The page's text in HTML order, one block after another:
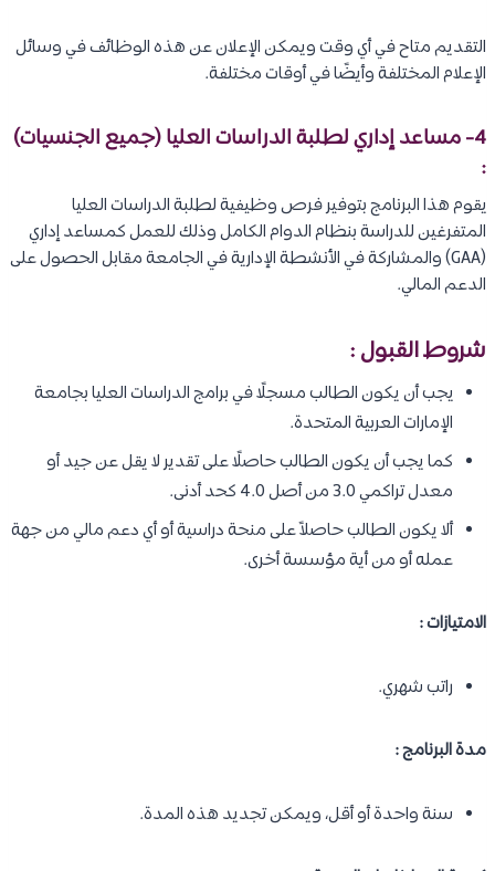
التقديم متاح في أي وقت ويمكن الإعلان عن هذه الوظائف في وسائل
الإعلام المختلفة وأيضًا في أوقات مختلفة.
4- مساعد إداري لطلبة الدراسات العليا (جميع الجنسيات)
:
يقوم هذا البرنامج بتوفير فرص وظيفية لطلبة الدراسات العليا
المتفرغين للدراسة بنظام الدوام الكامل وذلك للعمل كمساعد إداري
(GAA) والمشاركة في الأنشطة الإدارية في الجامعة مقابل الحصول على
الدعم المالي.
شروط القبول :
يجب أن يكون الطالب مسجلًا في برامج الدراسات العليا بجامعة
الإمارات العربية المتحدة.
كما يجب أن يكون الطالب حاصلًا على تقدير لا يقل عن جيد أو
معدل تراكمي 3.0 من أصل 4.0 كحد أدنى.
ألا يكون الطالب حاصلاً على منحة دراسية أو أي دعم مالي من جهة
عمله أو من أية مؤسسة أخرى.
الامتيازات :
راتب شهري.
مدة البرنامج :
سنة واحدة أو أقل، ويمكن تجديد هذه المدة.